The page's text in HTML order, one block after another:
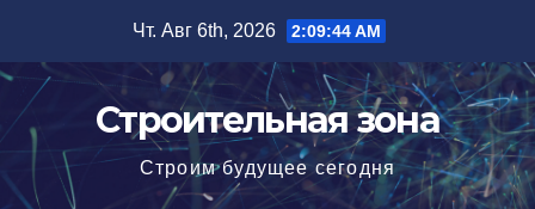
содержимому
Чт. Авг 6th, 2026 2:09:45 AM
Строительная зона
Строим будущее сегодня